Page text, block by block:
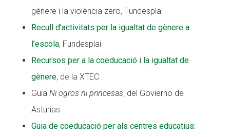
gènere i la violència zero, Fundesplai
Recull d’activitats per la igualtat de gènere a
l’escola, Fundesplai
Recursos per a la coeducació i la igualtat de
gènere, de la XTEC
GuiaNi ogros ni princesas, del Govierno de
Asturias
Guia de coeducació per als centres educatius: